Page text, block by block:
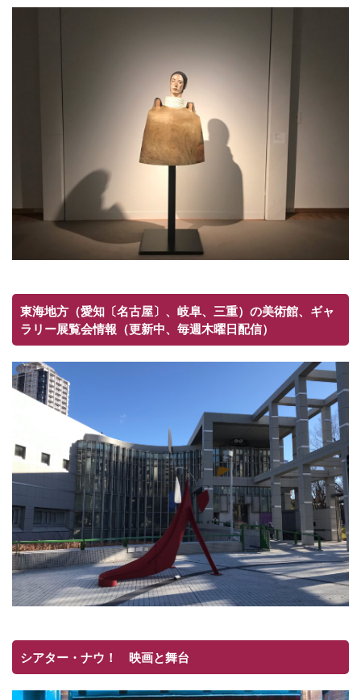
東海地方（愛知〔名古屋〕、岐阜、三重）の美術館、ギャ
ラリー展覧会情報（更新中、毎週木曜日配信）
シアター・ナウ！ 映画と舞台